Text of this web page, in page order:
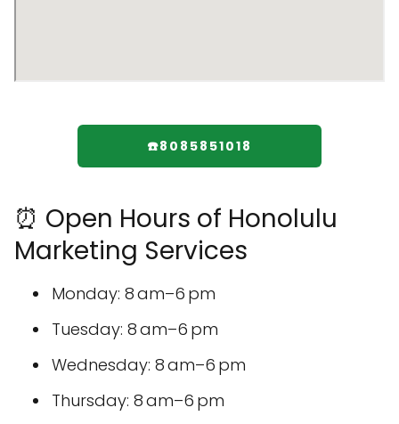
☎️8085851018
⏰ Open Hours of Honolulu
Marketing Services
Monday: 8 am–6 pm
Tuesday: 8 am–6 pm
Wednesday: 8 am–6 pm
Thursday: 8 am–6 pm